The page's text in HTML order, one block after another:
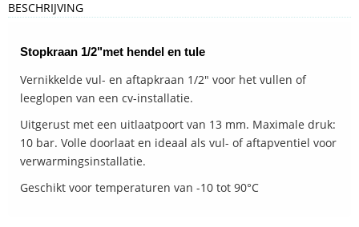
BESCHRIJVING
Stopkraan 1/2"met hendel en tule
Vernikkelde vul- en aftapkraan 1/2" voor het vullen of
leeglopen van een cv-installatie.
Uitgerust met een uitlaatpoort van 13 mm. Maximale druk:
10 bar. Volle doorlaat en ideaal als vul- of aftapventiel voor
verwarmingsinstallatie.
Geschikt voor temperaturen van -10 tot 90°C